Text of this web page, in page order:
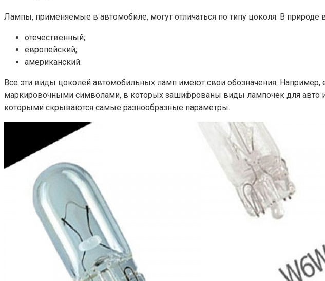
Лампы, применяемые в автомобиле, могут отличаться по типу цоколя. В природе
отечественный;
европейский;
американский.
Все эти виды цоколей автомобильных ламп имеют свои обозначения.
маркировочными символами, в которых зашифрованы виды лампочек для авто
которыми скрываются самые разнообразные параметры.